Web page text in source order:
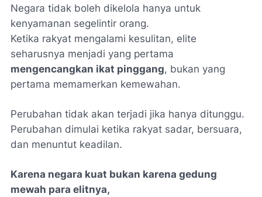
Negara tidak boleh dikelola hanya untuk
kenyamanan segelintir orang.
Ketika rakyat mengalami kesulitan, elite
seharusnya menjadi yang pertama
mengencangkan ikat pinggang, bukan yang
pertama memamerkan kemewahan.
Perubahan tidak akan terjadi jika hanya ditunggu.
Perubahan dimulai ketika rakyat sadar, bersuara,
dan menuntut keadilan.
Karena negara kuat bukan karena gedung
mewah para elitnya,